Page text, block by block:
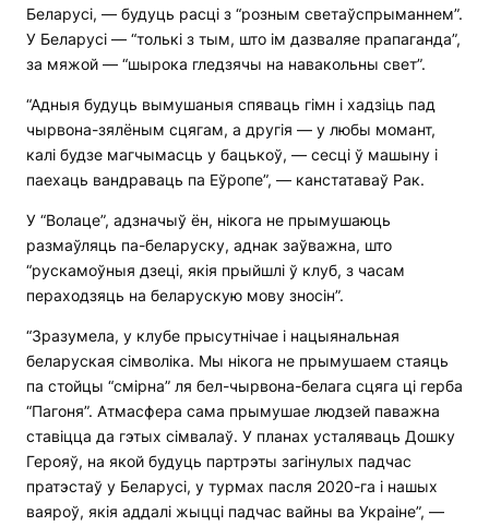
Беларусі, — будуць расці з “розным светаўспрыманнем”.
У Беларусі — “толькі з тым, што ім дазваляе прапаганда”,
за мяжой — “шырока гледзячы на навакольны свет”.
“Адныя будуць вымушаныя спяваць гімн і хадзіць пад
чырвона-зялёным сцягам, а другія — у любы момант,
калі будзе магчымасць у бацькоў, — сесці ў машыну і
паехаць вандраваць па Еўропе”, — канстатаваў Рак.
У “Волаце”, адзначыў ён, нікога не прымушаюць
размаўляць па-беларуску, аднак заўважна, што
“рускамоўныя дзеці, якія прыйшлі ў клуб, з часам
пераходзяць на беларускую мову зносін”.
“Зразумела, у клубе прысутнічае і нацыянальная
беларуская сімволіка. Мы нікога не прымушаем стаяць
па стойцы “смірна” ля бел-чырвона-белага сцяга ці герба
“Пагоня”. Атмасфера сама прымушае людзей паважна
ставіцца да гэтых сімвалаў. У планах усталяваць Дошку
Герояў, на якой будуць партрэты загінулых падчас
пратэстаў у Беларусі, у турмах пасля 2020-га і нашых
ваяроў, якія аддалі жыцці падчас вайны ва Украіне”, —